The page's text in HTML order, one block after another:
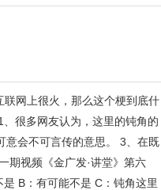
联网上很火，那么这个梗到底什
很多网友认为，这里的钝角的
意会不可言传的意思。 3、在既
期视频《金广发·讲堂》第六
B：有可能不是 C：钝角这里